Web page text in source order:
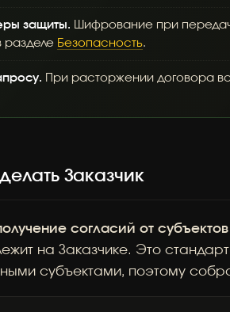
защиты. Шифрование при
разделе Безопасность.
При расторжении договора
Заказчик
согласий от
на Заказчике. Это
субъектами, поэтому